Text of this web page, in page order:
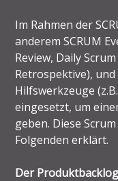
Im Rahmen der
anderem SCRUM
Review, Daily
Retrospektive), und
Hilfswerkzeuge
eingesetzt, um
geben. Diese
Folgenden erklärt.
Der Produktbacklog